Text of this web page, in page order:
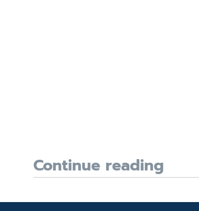
Continue reading